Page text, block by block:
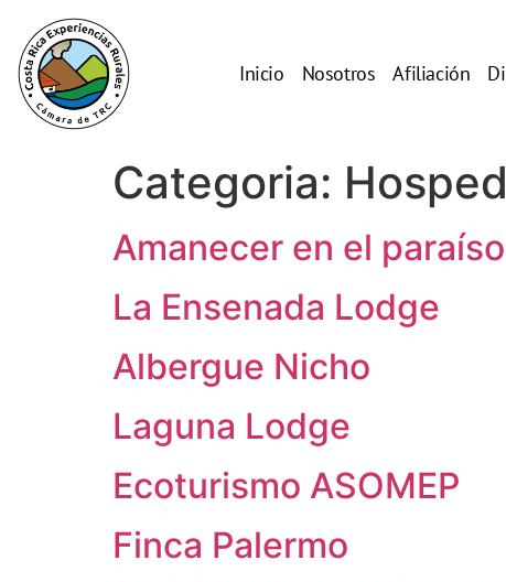
Inicio Nosotros Afiliación
Categoria:
Amanecer en el
La Ensenada Lodge
Albergue Nicho
Laguna Lodge
Ecoturismo ASOMEP
Finca Palermo